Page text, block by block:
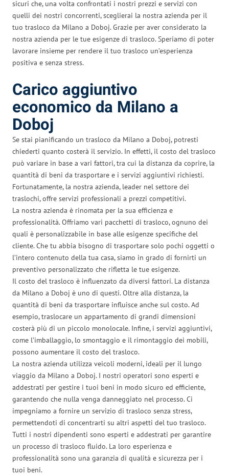
sicuri che, una volta confrontati i nostri prezzi e servizi con
quelli dei nostri concorrenti, sceglierai la nostra azienda per il
tuo trasloco da Milano a Doboj. Grazie per aver considerato la
nostra azienda per le tue esigenze di trasloco. Speriamo di poter
lavorare insieme per rendere il tuo trasloco un’esperienza
positiva e senza stress.
Carico aggiuntivo
economico da Milano a
Doboj
Se stai pianificando un trasloco da Milano a Doboj, potresti
chiederti quanto costerà il servizio. In effetti, il costo del trasloco
può variare in base a vari fattori, tra cui la distanza da coprire, la
quantità di beni da trasportare e i servizi aggiuntivi richiesti.
Fortunatamente, la nostra azienda, leader nel settore dei
traslochi, offre servizi professionali a prezzi competitivi.
La nostra azienda è rinomata per la sua efficienza e
professionalità. Offriamo vari pacchetti di trasloco, ognuno dei
quali è personalizzabile in base alle esigenze specifiche del
cliente. Che tu abbia bisogno di trasportare solo pochi oggetti o
l’intero contenuto della tua casa, siamo in grado di fornirti un
preventivo personalizzato che rifletta le tue esigenze.
Il costo del trasloco è influenzato da diversi fattori. La distanza
da Milano a Doboj è uno di questi. Oltre alla distanza, la
quantità di beni da trasportare influisce anche sul costo. Ad
esempio, traslocare un appartamento di grandi dimensioni
costerà più di un piccolo monolocale. Infine, i servizi aggiuntivi,
come l’imballaggio, lo smontaggio e il rimontaggio dei mobili,
possono aumentare il costo del trasloco.
La nostra azienda utilizza veicoli moderni, ideali per il lungo
viaggio da Milano a Doboj. I nostri operatori sono esperti e
addestrati per gestire i tuoi beni in modo sicuro ed efficiente,
garantendo che nulla venga danneggiato nel processo. Ci
impegniamo a fornire un servizio di trasloco senza stress,
permettendoti di concentrarti su altri aspetti del tuo trasloco.
Tutti i nostri dipendenti sono esperti e addestrati per garantire
un processo di trasloco fluido. La loro esperienza e
professionalità sono una garanzia di qualità e sicurezza per i
tuoi beni.